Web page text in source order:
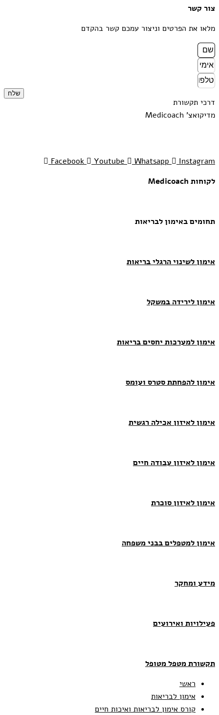
צור קשר
מלאו את הפרטים וניצור עמכם קשר בהקדם
שלח
דרכי תקשורת
מדיקואצ' Medicoach
Facebook
Youtube Whatsapp
Instagram
לקוחות Medicoach
תחומים באימון לבריאות
אימון לשינוי הרגלי בריאות
אימון לירידה במשקל
אימון למערכות יחסים בריאות
אימון להפחתת סטרס ועומס
אימון לאיזון אכילה רגשית
אימון לאיזון עבודה חיים
אימון לאיזון סוכרת
אימון למטפלים בבני משפחה
מידע ומחקר
פעילויות ואירועים
תקשורת מטפל מטופל
ראשי
אימון לבריאות
קורס אימון לבריאות ואיכות חיים